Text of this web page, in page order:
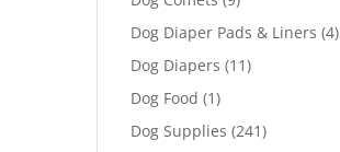
Dog Diaper Pads & Liners (4)
Dog Diapers (11)
Dog Food (1)
Dog Supplies (241)